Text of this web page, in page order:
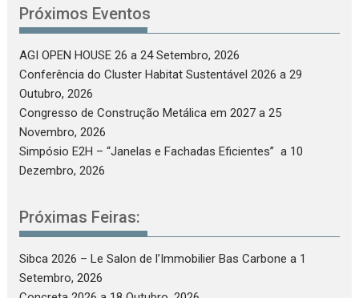
Próximos Eventos
AGI OPEN HOUSE 26 a 24 Setembro, 2026
Conferência do Cluster Habitat Sustentável 2026 a 29
Outubro, 2026
Congresso de Construção Metálica em 2027 a 25
Novembro, 2026
Simpósio E2H – “Janelas e Fachadas Eficientes” a 10
Dezembro, 2026
Próximas Feiras:
Sibca 2026 – Le Salon de l’Immobilier Bas Carbone a 1
Setembro, 2026